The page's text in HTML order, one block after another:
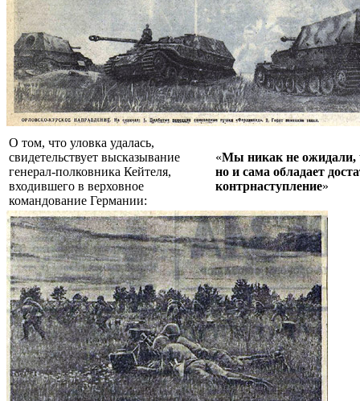
О том, что уловка удалась,
свидетельствует высказывание
генерал-полковника Кейтеля,
входившего в верховное
командование Германии:
«Мы никак не ожидали,
но и сама обладает
контрнаступление»